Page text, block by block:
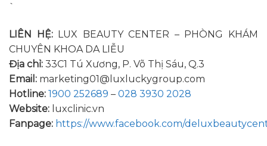
`
LIÊN HỆ:LUX BEAUTY CENTER – PHÒNG KHÁM
CHUYÊN KHOA DA LIỄU
Địa chỉ: 33C1 Tú Xương, P. Võ Thị Sáu, Q.3
Email: marketing01@luxluckygroup.com
Hotline: 1900 252689 – 028 3930 2028
Website: luxclinic.vn
Fanpage: https://www.facebook.com/